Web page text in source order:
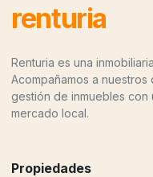
renturia
Renturia es una
Acompañamos a
gestión de inmuebles
mercado local.
Propiedades